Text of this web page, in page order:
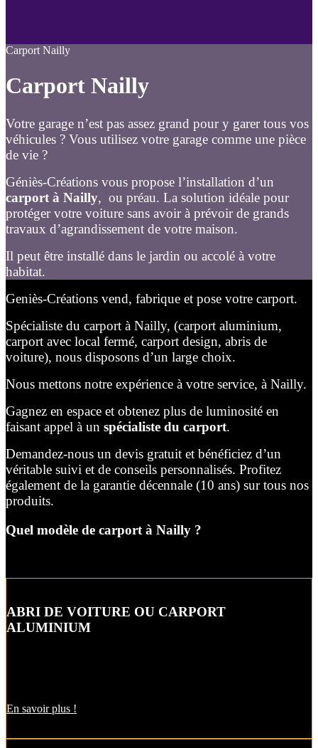
Carport Nailly
Carport Nailly
Votre garage n’est pas assez grand pour y garer tous vos
véhicules ? Vous utilisez votre garage comme une pièce
de vie ?
Géniès-Créations vous propose l’installation d’un
carport à Nailly, ou préau. La solution idéale pour
protéger votre voiture sans avoir à prévoir de grands
travaux d’agrandissement de votre maison.
Il peut être installé dans le jardin ou accolé à votre
habitat.
Geniès-Créations vend, fabrique et pose votre carport.
Spécialiste du carport à Nailly, (carport aluminium,
carport avec local fermé, carport design, abris de
voiture), nous disposons d’un large choix.
Nous mettons notre expérience à votre service, à Nailly.
Gagnez en espace et obtenez plus de luminosité en
faisant appel à un spécialiste du carport.
Demandez-nous un devis gratuit et bénéficiez d’un
véritable suivi et de conseils personnalisés. Profitez
également de la garantie décennale (10 ans) sur tous nos
produits.
Quel modèle de carport à Nailly ?
ABRI DE VOITURE OU CARPORT
ALUMINIUM
En savoir plus !